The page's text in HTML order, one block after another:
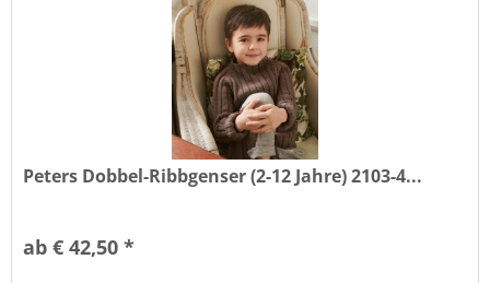
Peters Dobbel-Ribbgenser (2-12 Jahre) 2103-4...
ab € 42,50 *